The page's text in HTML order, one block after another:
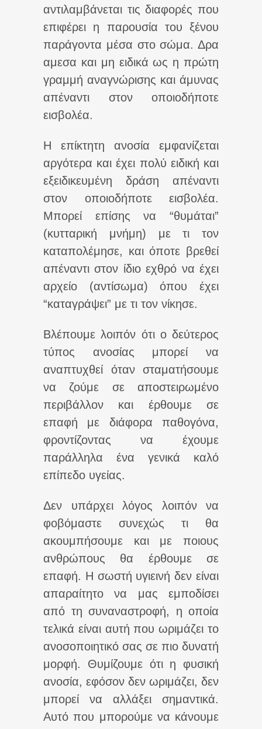
αντιλαμβάνεται τις διαφορές που
επιφέρει η παρουσία του ξένου
παράγοντα μέσα στο σώμα. Δρα
αμεσα και μη ειδικά ως η πρώτη
γραμμή αναγνώρισης και άμυνας
απέναντι στον οποιοδήποτε
εισβολέα.
Η επίκτητη ανοσία εμφανίζεται
αργότερα και έχει πολύ ειδική και
εξειδικευμένη δράση απέναντι
στον οποιοδήποτε εισβολέα.
Μπορεί επίσης να “θυμάται”
(κυτταρική μνήμη) με τι τον
καταπολέμησε, και όποτε βρεθεί
απέναντι στον ίδιο εχθρό να έχει
αρχείο (αντίσωμα) όπου έχει
“καταγράψει” με τι τον νίκησε.
Βλέπουμε λοιπόν ότι ο δεύτερος
τύπος ανοσίας μπορεί να
αναπτυχθεί όταν σταματήσουμε
να ζούμε σε αποστειρωμένο
περιβάλλον και έρθουμε σε
επαφή με διάφορα παθογόνα,
φροντίζοντας να έχουμε
παράλληλα ένα γενικά καλό
επίπεδο υγείας.
Δεν υπάρχει λόγος λοιπόν να
φοβόμαστε συνεχώς τι θα
ακουμπήσουμε και με ποιους
ανθρώπους θα έρθουμε σε
επαφή. Η σωστή υγιεινή δεν είναι
απαραίτητο να μας εμποδίσει
από τη συναναστροφή, η οποία
τελικά είναι αυτή που ωριμάζει το
ανοσοποιητικό σας σε πιο δυνατή
μορφή. Θυμίζουμε ότι η φυσική
ανοσία, εφόσον δεν ωριμάζει, δεν
μπορεί να αλλάξει σημαντικά.
Αυτό που μπορούμε να κάνουμε